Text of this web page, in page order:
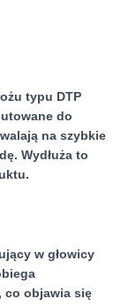
typu DTP
do
na szybkie
Wydłuża to
w głowicy
co objawia się